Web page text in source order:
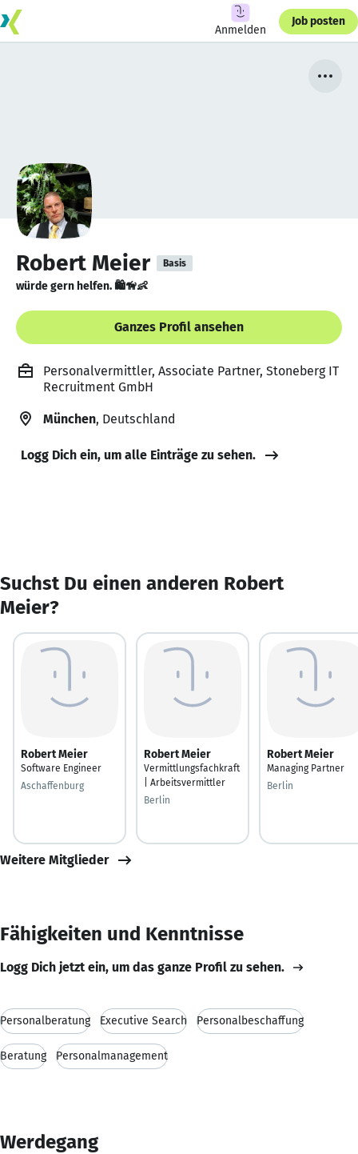
Anmelden
Job posten
Robert Meier Basis
würde gern helfen. 🛍🦮👶
Ganzes Profil ansehen
Personalvermittler, Associate Partner, Stoneberg IT
Recruitment GmbH
München, Deutschland
Logg Dich ein, um alle Einträge zu sehen.
Suchst Du einen anderen Robert
Meier?
Robert Meier
Software Engineer
Aschaffenburg
Robert Meier
Vermittlungsfachkraft
| Arbeitsvermittler
Berlin
Robert Meier
Managing Partner
Berlin
Weitere Mitglieder
Fähigkeiten und Kenntnisse
Logg Dich jetzt ein, um das ganze Profil zu sehen.
Personalberatung Executive Search Personalbeschaffung
Beratung Personalmanagement
Werdegang